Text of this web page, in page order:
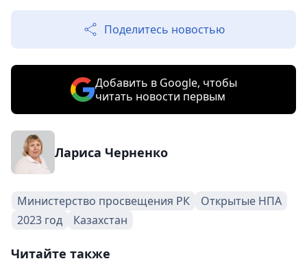
Поделитесь новостью
Добавить в Google, чтобы
читать новости первым
Лариса Черненко
Министерство просвещения РК
Открытые НПА
2023 год
Казахстан
Читайте также